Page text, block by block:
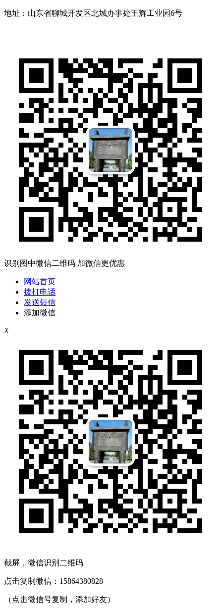
地址：山东省聊城开发区北城办事处王辉工业园6号
识别图中微信二维码 加微信更优惠
网站首页
拨打电话
发送短信
添加微信
X
截屏，微信识别二维码
点击复制微信：15864380828
（点击微信号复制，添加好友）